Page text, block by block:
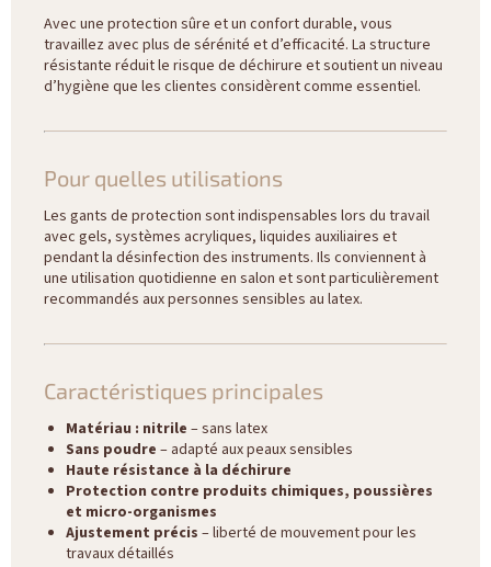
Avec une protection sûre et un confort durable, vous
travaillez avec plus de sérénité et d’efficacité. La structure
résistante réduit le risque de déchirure et soutient un niveau
d’hygiène que les clientes considèrent comme essentiel.
Pour quelles utilisations
Les gants de protection sont indispensables lors du travail
avec gels, systèmes acryliques, liquides auxiliaires et
pendant la désinfection des instruments. Ils conviennent à
une utilisation quotidienne en salon et sont particulièrement
recommandés aux personnes sensibles au latex.
Caractéristiques principales
Matériau : nitrile – sans latex
Sans poudre – adapté aux peaux sensibles
Haute résistance à la déchirure
Protection contre produits chimiques, poussières
et micro-organismes
Ajustement précis – liberté de mouvement pour les
travaux détaillés